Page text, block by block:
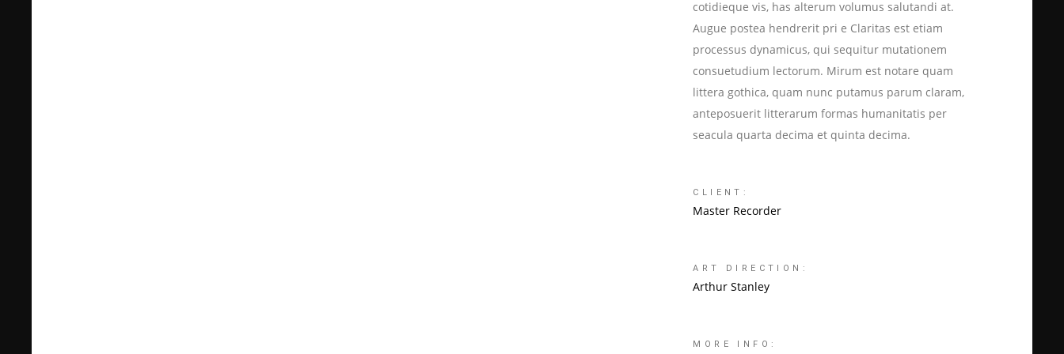
cotidieque vis, has alterum volumus salutandi at.
Augue postea hendrerit pri e Claritas est etiam
processus dynamicus, qui sequitur mutationem
consuetudium lectorum. Mirum est notare quam
littera gothica, quam nunc putamus parum claram,
anteposuerit litterarum formas humanitatis per
seacula quarta decima et quinta decima.
CLIENT:
Master Recorder
ART DIRECTION:
Arthur Stanley
MORE INFO: